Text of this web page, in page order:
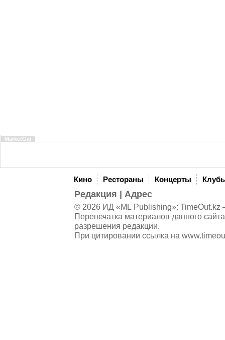
MarketGid
Кино Рестораны Концерты
Редакция Адрес
© 2026 ИД «ML Publishing»: TimeOut.kz
Перепечатка материалов данного
разрешения редакции.
При цитировании ссылка на